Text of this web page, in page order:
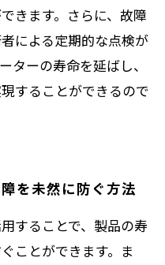
きます。さらに、故障
による定期的な点検が
ターの寿命を延ばし、
することができるので
を未然に防ぐ方法
することで、製品の寿
ことができます。ま